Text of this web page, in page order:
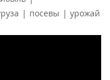
| посевы | урожай